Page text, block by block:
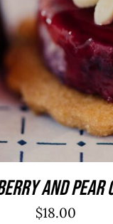
TO CART /
And Pear
$18.00